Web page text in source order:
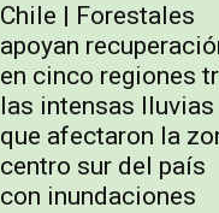
Chile | Forestales
apoyan
en cinco regiones
las intensas lluvias
que afectaron la
centro sur del país
con inundaciones